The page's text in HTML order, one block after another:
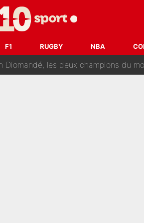
F1 RUGBY NBA
coureurs pour offrir à Paul Seixas une
de la finale de la Coupe du monde
Diomandé, les deux champions du